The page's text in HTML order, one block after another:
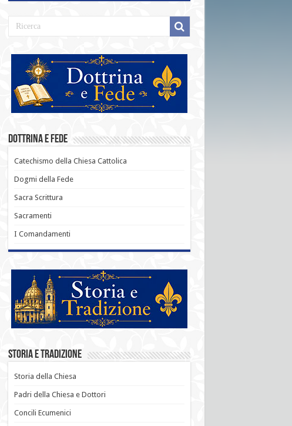
Dottrina e Fede
Catechismo della Chiesa Cattolica
Dogmi della Fede
Sacra Scrittura
Sacramenti
I Comandamenti
Storia e Tradizione
Storia della Chiesa
Padri della Chiesa e Dottori
Concili Ecumenici